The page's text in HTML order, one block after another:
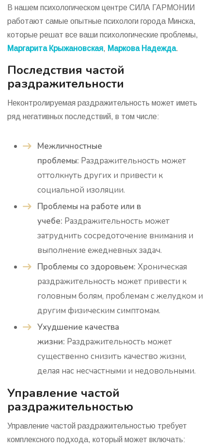
В нашем психологическом центре СИЛА ГАРМОНИИ
работают самые опытные психологи города Минска,
которые решат все ваши психологические проблемы,
Маргарита Крыжановская, Маркова Надежда.
Последствия частой
раздражительности
Неконтролируемая раздражительность может иметь
ряд негативных последствий, в том числе:
Межличностные
проблемы: Раздражительность может
оттолкнуть других и привести к
социальной изоляции.
Проблемы на работе или в
учебе: Раздражительность может
затруднить сосредоточение внимания и
выполнение ежедневных задач.
Проблемы со здоровьем: Хроническая
раздражительность может привести к
головным болям, проблемам с желудком и
другим физическим симптомам.
Ухудшение качества
жизни: Раздражительность может
существенно снизить качество жизни,
делая нас несчастными и недовольными.
Управление частой
раздражительностью
Управление частой раздражительностью требует
комплексного подхода, который может включать: